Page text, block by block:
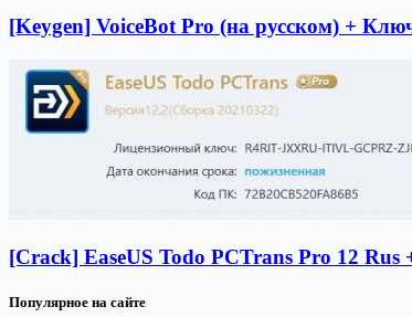
[Keygen] VoiceBot Pro (на русском) +
[Crack] EaseUS Todo PCTrans Pro 12 Rus
Популярное на сайте